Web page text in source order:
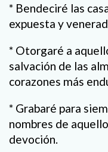
* Bendeciré las
expuesta y
* Otorgaré a
salvación de las
corazones más
* Grabaré para
nombres de
devoción.